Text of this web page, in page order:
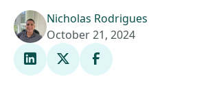
Nicholas Rodrigues
October 21, 2024